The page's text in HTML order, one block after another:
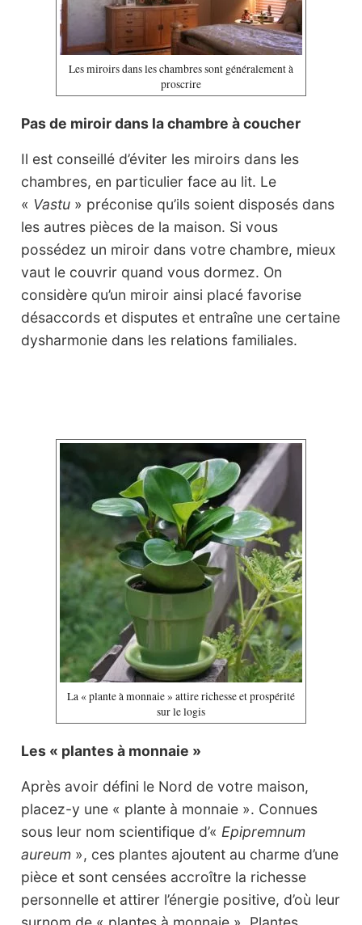
Les miroirs dans les chambres sont généralement à
proscrire
Pas de miroir dans la chambre à coucher
Il est conseillé d’éviter les miroirs dans les
chambres, en particulier face au lit. Le
« Vastu » préconise qu’ils soient disposés dans
les autres pièces de la maison. Si vous
possédez un miroir dans votre chambre, mieux
vaut le couvrir quand vous dormez. On
considère qu’un miroir ainsi placé favorise
désaccords et disputes et entraîne une certaine
dysharmonie dans les relations familiales.
La « plante à monnaie » attire richesse et prospérité
sur le logis
Les « plantes à monnaie »
Après avoir défini le Nord de votre maison,
placez-y une « plante à monnaie ». Connues
sous leur nom scientifique d’« Epipremnum
aureum », ces plantes ajoutent au charme d’une
pièce et sont censées accroître la richesse
personnelle et attirer l’énergie positive, d’où leur